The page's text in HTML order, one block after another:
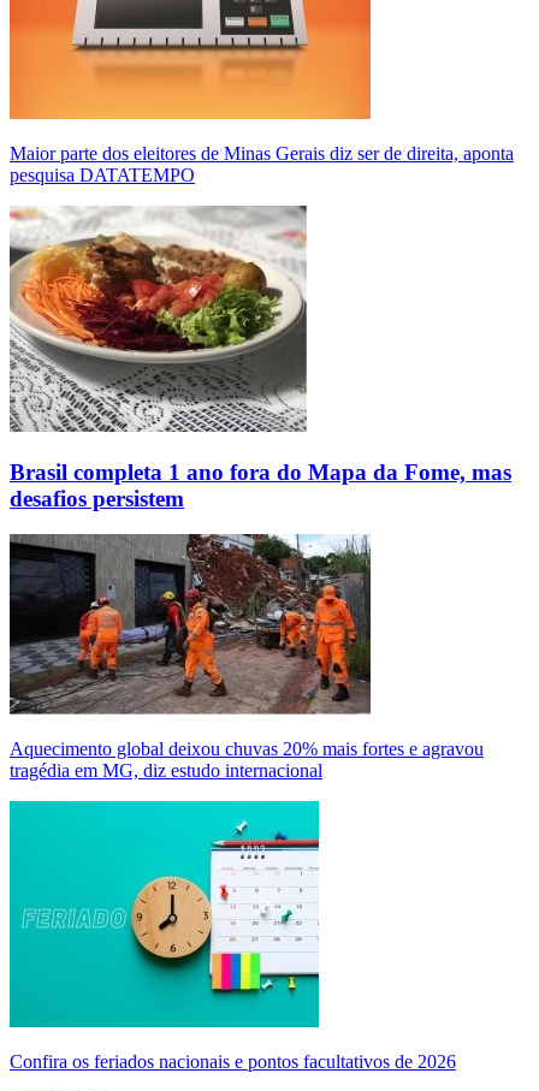
Maior parte dos eleitores de Minas Gerais diz ser de direita, aponta
pesquisa DATATEMPO
Brasil completa 1 ano fora do Mapa da Fome, mas
desafios persistem
Aquecimento global deixou chuvas 20% mais fortes e agravou
tragédia em MG, diz estudo internacional
Confira os feriados nacionais e pontos facultativos de 2026